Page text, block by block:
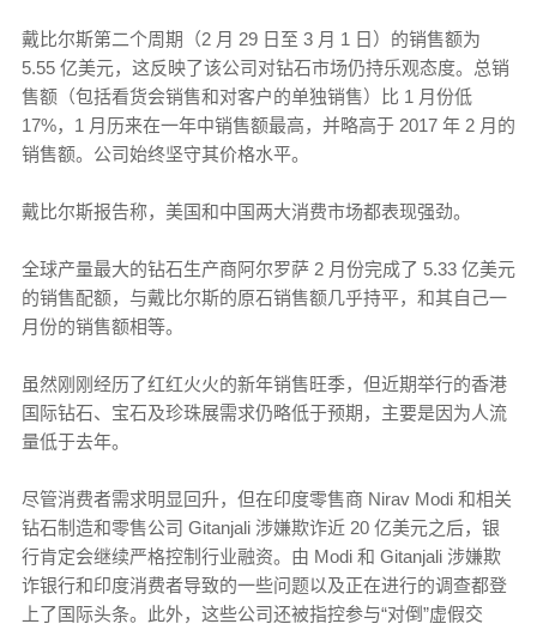
戴比尔斯第二个周期（2 月 29 日至 3 月 1 日）的销售额为
5.55 亿美元，这反映了该公司对钻石市场仍持乐观态度。总销
售额（包括看货会销售和对客户的单独销售）比 1 月份低
17%，1 月历来在一年中销售额最高，并略高于 2017 年 2 月的
销售额。公司始终坚守其价格水平。
戴比尔斯报告称，美国和中国两大消费市场都表现强劲。
全球产量最大的钻石生产商阿尔罗萨 2 月份完成了 5.33 亿美元
的销售配额，与戴比尔斯的原石销售额几乎持平，和其自己一
月份的销售额相等。
虽然刚刚经历了红红火火的新年销售旺季，但近期举行的香港
国际钻石、宝石及珍珠展需求仍略低于预期，主要是因为人流
量低于去年。
尽管消费者需求明显回升，但在印度零售商 Nirav Modi 和相关
钻石制造和零售公司 Gitanjali 涉嫌欺诈近 20 亿美元之后，银
行肯定会继续严格控制行业融资。由 Modi 和 Gitanjali 涉嫌欺
诈银行和印度消费者导致的一些问题以及正在进行的调查都登
上了国际头条。此外，这些公司还被指控参与“对倒”虚假交